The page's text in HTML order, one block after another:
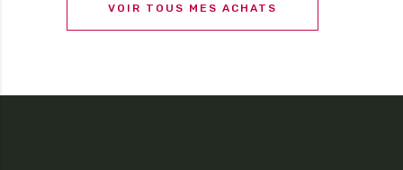
VOIR TOUS MES ACHATS